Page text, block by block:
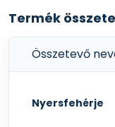
Termék
Összetevő
Nyersfehérje